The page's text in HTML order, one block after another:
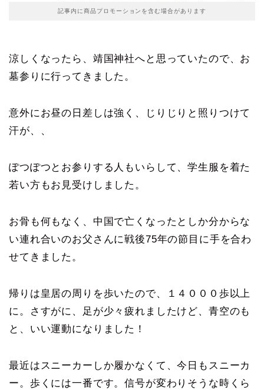
記事内に商品プロモーションを含む場合があります
涼しくなったら、靖国神社へと思っていたので、お
墓参りに行ってきました。
意外にお昼の日差しは強く、じりじりと照りつけて
汗が、、
ぽつぽつとお参りする人もいらして、学生服を着た
若い方もお見受けしました。
お骨も何もなく、中国で亡くなったとしか分からな
い連れ合いのお父さんに戦後75年の節目に手を合わ
せてきました。
帰りは皇居の周りを歩いたので、１４０００歩以上
に。さすがに、足が少々疲れましたけど、青空のも
と、いい運動になりました！
最近はスニーカーしか履かなくて、今日もスニーカ
ー。歩くには一番です。信号が変わりそうな時くら